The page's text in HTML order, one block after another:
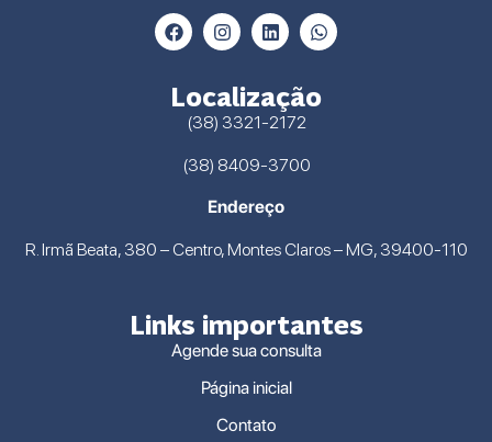
Localização
(38) 3321-2172
(38) 8409-3700
Endereço
R. Irmã Beata, 380 – Centro, Montes Claros – MG, 39400-110
Links importantes
Agende sua consulta
Página inicial
Contato